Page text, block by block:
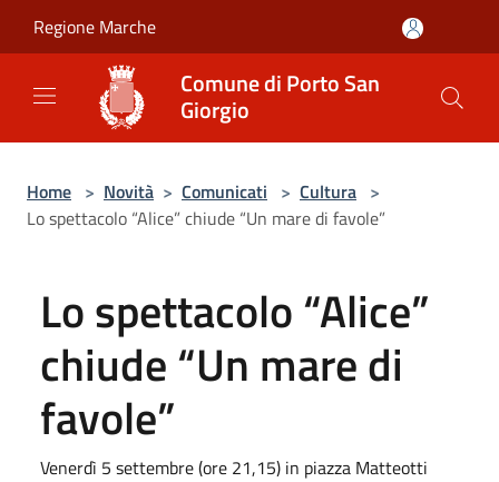
Regione Marche
Comune di Porto San
Giorgio
Home > Novità > Comunicati > Cultura >
Lo spettacolo “Alice” chiude “Un mare di favole”
Lo spettacolo “Alice”
chiude “Un mare di
favole”
Venerdì 5 settembre (ore 21,15) in piazza Matteotti